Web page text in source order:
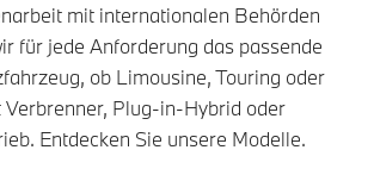
mit internationalen Behörden
für jede Anforderung das passende
ob Limousine, Touring oder
Verbrenner, Plug-in-Hybrid oder
Entdecken Sie unsere Modelle.